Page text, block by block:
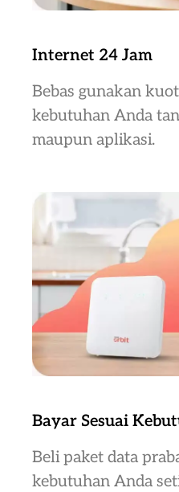
Internet 24 Jam
Bebas gunakan
kebutuhan Anda
maupun aplikasi.
Bayar Sesuai
Beli paket data
kebutuhan Anda